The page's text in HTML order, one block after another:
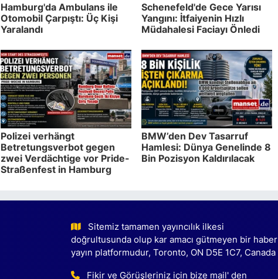
Hamburg'da Ambulans ile
Otomobil Çarpıştı: Üç Kişi
Yaralandı
Schenefeld'de Gece Yarısı
Yangını: İtfaiyenin Hızlı
Müdahalesi Faciayı Önledi
Polizei verhängt
Betretungsverbot gegen
zwei Verdächtige vor Pride-
Straßenfest in Hamburg
BMW’den Dev Tasarruf
Hamlesi: Dünya Genelinde 8
Bin Pozisyon Kaldırılacak
Sitemiz tamamen yayıncılık ilkesi
doğrultusunda olup kar amacı gütmeyen bir haber
yayın platformudur, Toronto, ON D5E 1C7, Canada
Fikir ve Görüşleriniz için bize mail' den